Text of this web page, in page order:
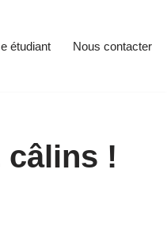
étudiant Nous contacter
câlins !